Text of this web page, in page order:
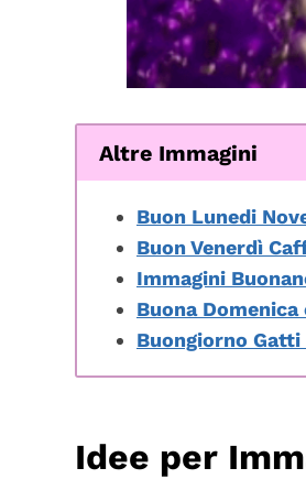
Altre Immagini
Buon Lunedi
Buon Venerdì
Immagini
Buona
Buongiorno
Idee per